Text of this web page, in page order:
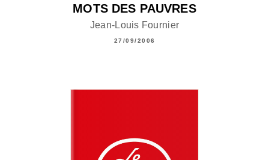
MOTS DES PAUVRES
Jean-Louis Fournier
27/09/2006